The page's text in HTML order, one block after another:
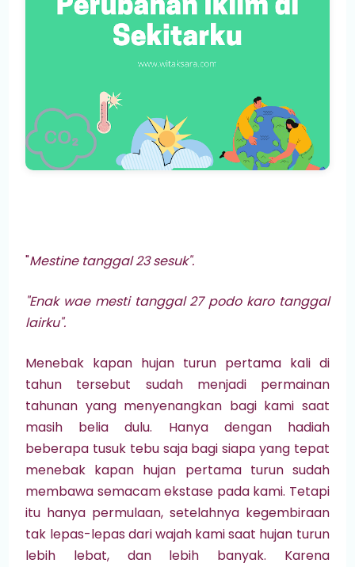
"Mestine tanggal 23 sesuk".
"Enak wae mesti tanggal 27 podo karo tanggal
lairku".
Menebak kapan hujan turun pertama kali di
tahun tersebut sudah menjadi permainan
tahunan yang menyenangkan bagi kami saat
masih belia dulu. Hanya dengan hadiah
beberapa tusuk tebu saja bagi siapa yang tepat
menebak kapan hujan pertama turun sudah
membawa semacam ekstase pada kami. Tetapi
itu hanya permulaan, setelahnya kegembiraan
tak lepas-lepas dari wajah kami saat hujan turun
lebih lebat, dan lebih banyak. Karena